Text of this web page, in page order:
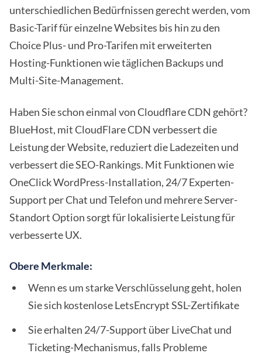
unterschiedlichen Bedürfnissen gerecht werden, vom
Basic-Tarif für einzelne Websites bis hin zu den
Choice Plus- und Pro-Tarifen mit erweiterten
Hosting-Funktionen wie täglichen Backups und
Multi-Site-Management.
Haben Sie schon einmal von Cloudflare CDN gehört?
BlueHost, mit CloudFlare CDN verbessert die
Leistung der Website, reduziert die Ladezeiten und
verbessert die SEO-Rankings. Mit Funktionen wie
OneClick WordPress-Installation, 24/7 Experten-
Support per Chat und Telefon und mehrere Server-
Standort Option sorgt für lokalisierte Leistung für
verbesserte UX.
Obere Merkmale:
Wenn es um starke Verschlüsselung geht, holen
Sie sich kostenlose LetsEncrypt SSL-Zertifikate
Sie erhalten 24/7-Support über LiveChat und
Ticketing-Mechanismus, falls Probleme